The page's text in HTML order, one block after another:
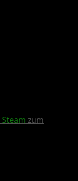
Steam zum